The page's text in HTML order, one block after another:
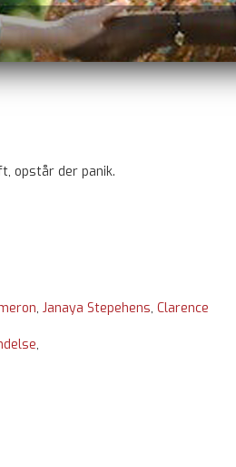
opstår der panik.
, Janaya Stepehens, Clarence
,